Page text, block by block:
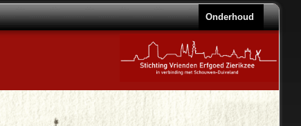
Onderhoud